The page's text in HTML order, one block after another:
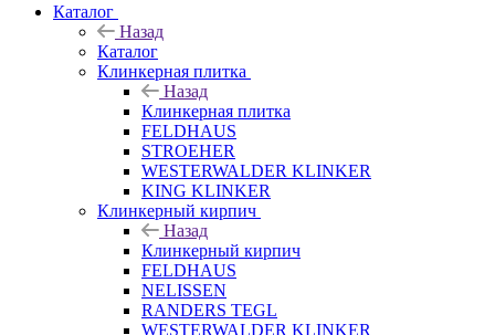
Каталог
Назад
Каталог
Клинкерная плитка
Назад
Клинкерная плитка
FELDHAUS
STROEHER
WESTERWALDER KLINKER
KING KLINKER
Клинкерный кирпич
Назад
Клинкерный кирпич
FELDHAUS
NELISSEN
RANDERS TEGL
WESTERWALDER KLINKER